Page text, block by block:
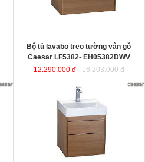
lượng thẩm mỹ của không gian
Bộ tủ lavabo treo tường vân gỗ
Caesar LF5382- EH05382DWV
12.290.000 đ
16.203.000 đ
Lavabo rửa mặt kết hợp tủ treo
Caesar LF5380- EH05380DWV
ược thiết kế đầy cảm hứng và sáng
tạo theo phong cách tối giản hiện
đại. Thể hiện chất lượng thẩm mỹ
của không gian phòng tắm.
: 500x500x100 mm.